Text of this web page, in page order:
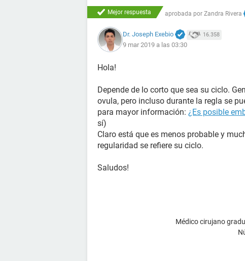
Mejor respuesta aprobada por Zandra Rivera
Dr. Joseph Exebio 16.358
9 mar 2019 a las 03:30
Hola!
Depende de lo corto que sea su ciclo.
ovula, pero incluso durante la regla se
para mayor información: ¿Es posible
sí)
Claro está que es menos probable y
regularidad se refiere su ciclo.
Saludos!
Médico cirujano